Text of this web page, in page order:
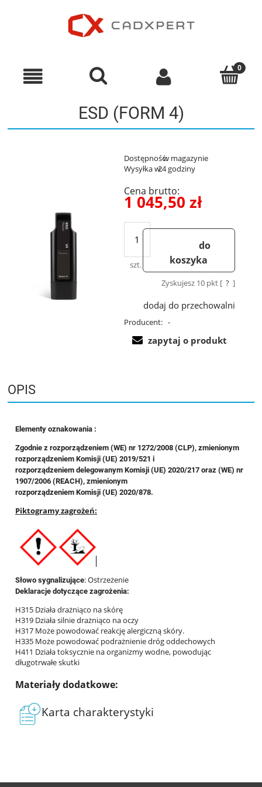
ESD (FORM 4)
Dostępność:w magazynie
Wysyłka w:24 godziny
Cena brutto:
1 045,50 zł
szt.
do
koszyka
Zyskujesz 10pkt [ ? ]
dodaj do przechowalni
Producent: -
zapytaj o produkt
OPIS
Elementy oznakowania :
Zgodnie z rozporządzeniem (WE) nr 1272/2008 (CLP), zmienionym
rozporządzeniem Komisji (UE) 2019/521 i
rozporządzeniem delegowanym Komisji (UE) 2020/217 oraz (WE) nr
1907/2006 (REACH), zmienionym
rozporządzeniem Komisji (UE) 2020/878.
Piktogramy zagrożeń:
Słowo sygnalizujące: Ostrzeżenie
Deklaracje dotyczące zagrożenia:
H315 Działa drażniąco na skórę
H319 Działa silnie drażniąco na oczy
H317 Może powodować reakcję alergiczną skóry.
H335 Może powodować podrażnienie dróg oddechowych
H411 Działa toksycznie na organizmy wodne, powodując
długotrwałe skutki
Materiały dodatkowe:
Karta charakterystyki